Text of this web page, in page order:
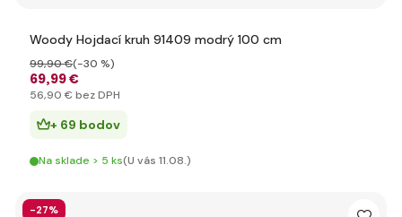
Woody Hojdací kruh 91409 modrý 100 cm
69,99 €
99,90 €(-30 %)
56,90 € bez DPH
+ 69 bodov
Na sklade > 5 ks(U vás 11.08.)
-27%